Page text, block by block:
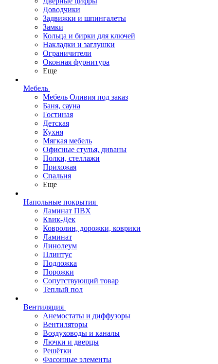
Доводчики
Задвижки и шпингалеты
Замки
Кольца и бирки для ключей
Накладки и заглушки
Ограничители
Оконная фурнитура
Еще
Мебель
Мебель Оливия под заказ
Баня, сауна
Гостиная
Детская
Кухня
Мягкая мебель
Офисные стулья, диваны
Полки, стеллажи
Прихожая
Спальня
Еще
Напольные покрытия
Ламинат ПВХ
Квик-Дек
Ковролин, дорожки, коврики
Ламинат
Линолеум
Плинтус
Подложка
Порожки
Сопутствующий товар
Теплый пол
Вентиляция
Анемостаты и диффузоры
Вентиляторы
Воздуховоды и каналы
Лючки и дверцы
Решётки
Фасонные элементы